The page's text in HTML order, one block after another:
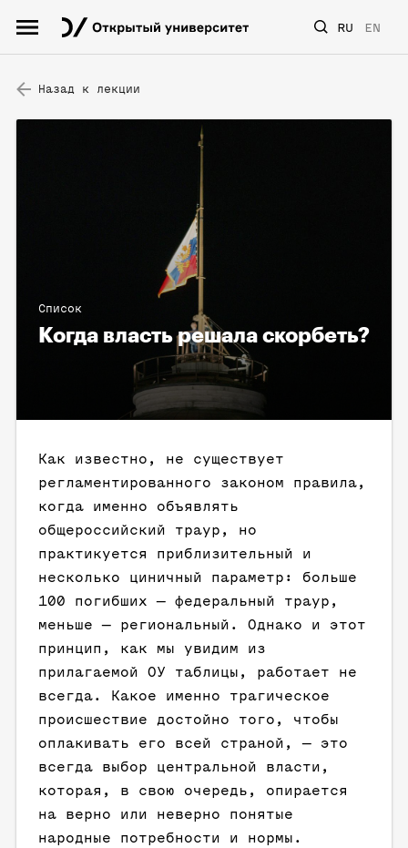
RU EN
Назад к лекции
Список
Когда власть решала скорбеть?
Как известно, не существует
регламентированного законом правила,
когда именно объявлять
общероссийский траур, но
практикуется приблизительный и
несколько циничный параметр: больше
100 погибших — федеральный траур,
меньше — региональный. Однако и этот
принцип, как мы увидим из
прилагаемой ОУ таблицы, работает не
всегда. Какое именно трагическое
происшествие достойно того, чтобы
оплакивать его всей страной, — это
всегда выбор центральной власти,
которая, в свою очередь, опирается
на верно или неверно понятые
народные потребности и нормы.